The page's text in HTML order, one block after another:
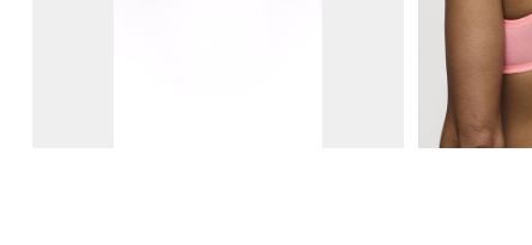
Marie Jo Lisbeth Voorgevormde BH - BH Hartvorm (Clearwater)